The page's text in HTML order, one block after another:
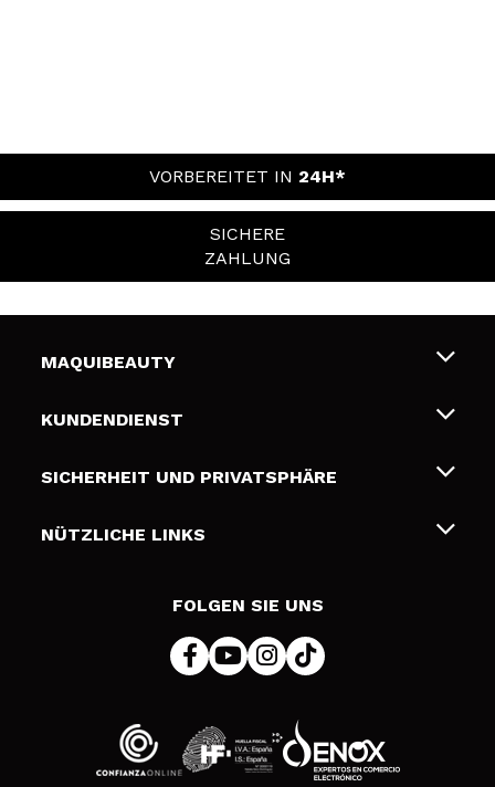
VORBEREITET IN 24H*
SICHERE
ZAHLUNG
MAQUIBEAUTY
Über uns
Geschenkkarten
KUNDENDIENST
Liefer- und Versandkosten
Zahlung
SICHERHEIT UND PRIVATSPHÄRE
Bedingungen und Datenschutz
NÜTZLICHE LINKS
FOLGEN SIE UNS